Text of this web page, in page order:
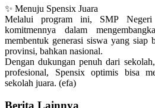
✨ Menuju Spensix Juara
Melalui program ini, SMP Negeri
komitmennya dalam
membentuk generasi siswa yang siap
provinsi, bahkan nasional.
Dengan dukungan penuh dari
profesional, Spensix optimis bisa
sekolah juara. (efa)